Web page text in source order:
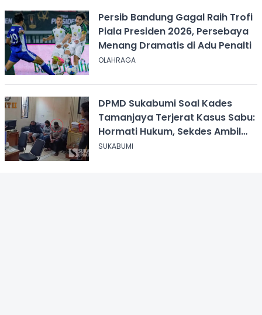
Persib Bandung Gagal Raih Trofi
Piala Presiden 2026, Persebaya
Menang Dramatis di Adu Penalti
OLAHRAGA
DPMD Sukabumi Soal Kades
Tamanjaya Terjerat Kasus Sabu:
Hormati Hukum, Sekdes Ambil
Alih Pelayanan
SUKABUMI